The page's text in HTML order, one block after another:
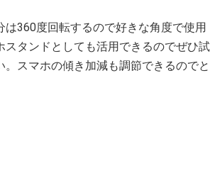
は360度回転するので好きな角度で使用
スタンドとしても活用できるのでぜひ試
。スマホの傾き加減も調節できるのでと